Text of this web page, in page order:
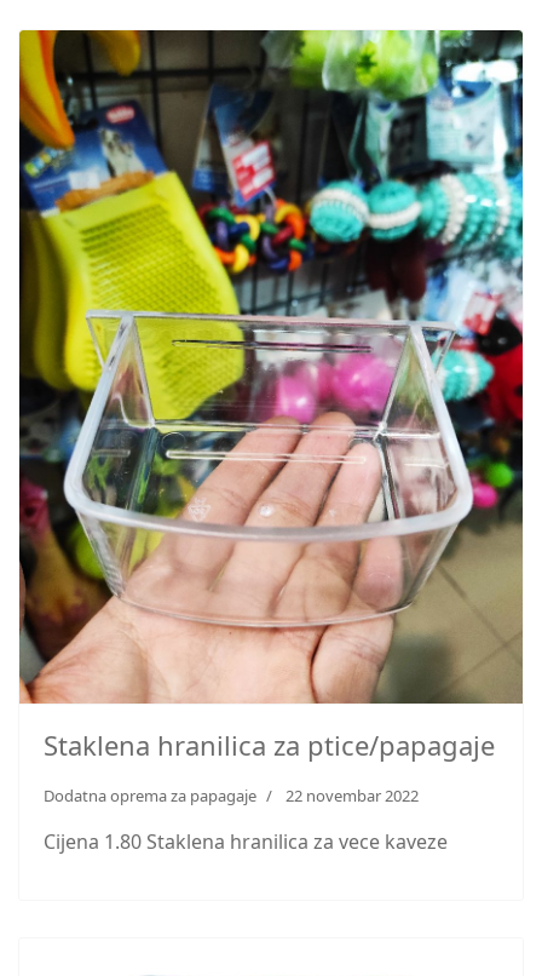
Staklena hranilica za ptice/papagaje
Dodatna oprema za papagaje 22 novembar 2022
Cijena 1.80 Staklena hranilica za vece kaveze